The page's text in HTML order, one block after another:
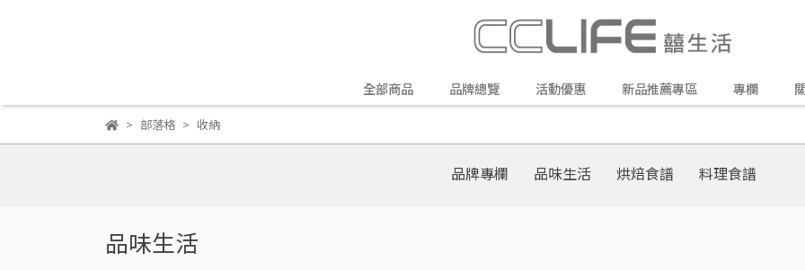
全部商品 品牌總覽 活動優惠 新品推薦專區 專欄
部落格 收納
品牌專欄 品味生活 烘焙食譜 料理食譜
品味生活